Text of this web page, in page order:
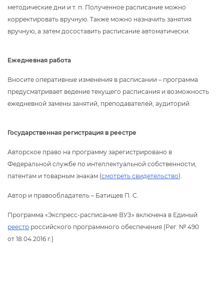
методические дни и т. п. Полученное расписание можно
корректировать вручную. Также можно назначить занятия
ручную, а затем досоставить расписание автоматически.
Ежедневная работа
носите оперативные изменения в расписании – программа
предусматривает ведение текущего расписания и возможность
ежедневной замены занятий, преподавателей, аудиторий.
Государственная регистрация в реестре
Авторское право на программу зарегистрировано
Федеральной службе по интеллектуальной собственности,
патентам и товарным знакам (смотреть свидетельство).
Автор и правообладатель – Батищев П. С.
Программа «Экспресс-расписание ВУЗ» включена в Единый
реестр российского программного обеспечения (Рег. № 490
от 18.04.2016 г.)